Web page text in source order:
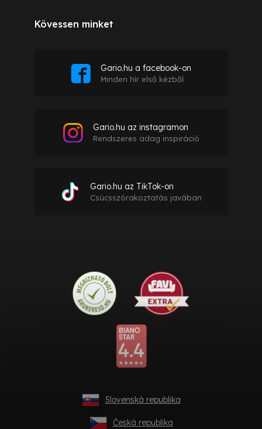
Kövessen minket
Gario.hu a facebook-on
Minden hír első kézből
Gario.hu az instagramon
Rendszeres adag inspiráció
Gario.hu az TikTok-on
Csúcsszórakoztatás javában
Slovenská republika
Česká republika